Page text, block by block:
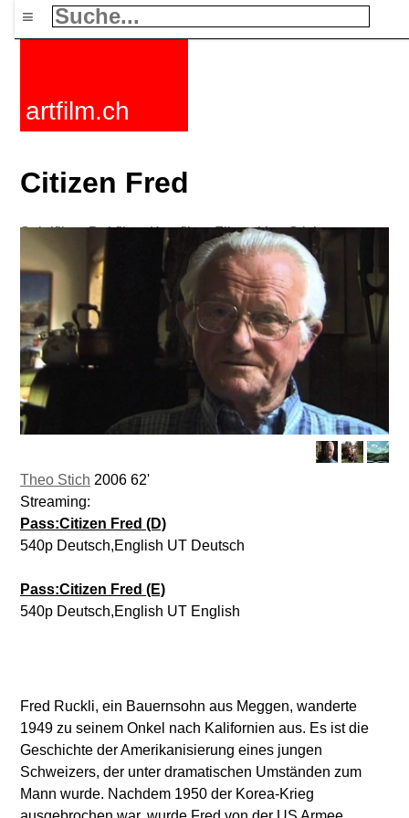
≡
artfilm.ch
Citizen Fred
Theo Stich 2006 62'
Streaming:
Pass:Citizen Fred (D)
540p Deutsch,English UT Deutsch
Pass:Citizen Fred (E)
540p Deutsch,English UT English
Fred Ruckli, ein Bauernsohn aus Meggen, wanderte
1949 zu seinem Onkel nach Kalifornien aus. Es ist die
Geschichte der Amerikanisierung eines jungen
Schweizers, der unter dramatischen Umständen zum
Mann wurde. Nachdem 1950 der Korea-Krieg
Spielfilme Dokfilme Kurzfilme Filmzyklen Stichworte
Nachrichten F-Rated Kontakt Maillist
Warenkorb
AGB
Kaufen Aktivieren Abo
216.73.216.59